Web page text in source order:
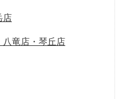
店
八竜店・琴丘店